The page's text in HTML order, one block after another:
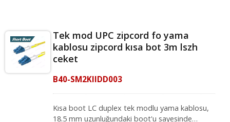
Tek mod UPC zipcord fo yama
kablosu zipcord kısa bot 3m lszh
ceket
B40-SM2KIIDD003
Kısa boot LC duplex tek modlu yama kablosu,
18.5 mm uzunluğundaki boot'u sayesinde